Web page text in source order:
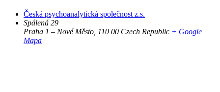
Česká psychoanalytická společnost z.s.
Spálená 29
Praha 1 – Nové Město 110 00 Czech Republic + Google
Mapa